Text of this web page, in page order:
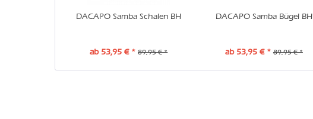
DACAPO Samba Schalen BH
ab 53,95 € * 89,95 € *
DACAPO Samba Bügel BH
ab 53,95 € * 89,95 € *